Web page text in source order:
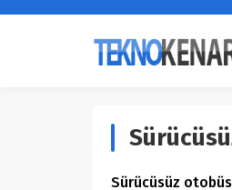
Sürücüsüz